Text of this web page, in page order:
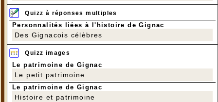
Quizz à réponses multiples
Personnalités liées à l'histoire de Gignac
Des Gignacois célèbres
Quizz images
Le patrimoine de Gignac
Le petit patrimoine
Le patrimoine de Gignac
Histoire et patrimoine